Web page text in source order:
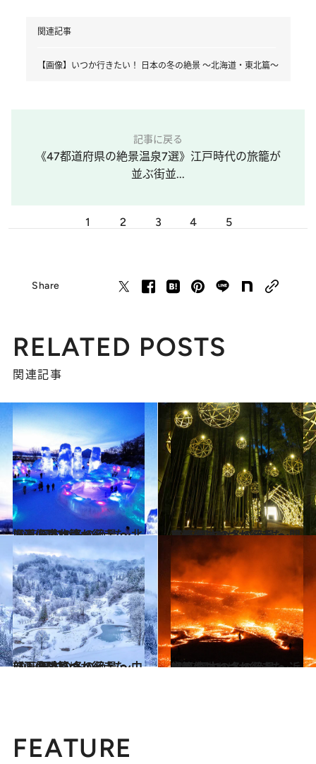
関連記事
【画像】いつか行きたい！ 日本の冬の絶景 ～北海道・東北篇～
記事に戻る
《47都道府県の絶景温泉7選》江戸時代の旅籠が
並ぶ街並...
1 2 3 4 5
Share
RELATED POSTS
関連記事
2025.12.29
【画像】いつか行きたい！ 日本の冬の絶景 ～北海道・東北篇～
旅＆お出かけ 2025.12.30
【画像】いつか行きたい！ 日本の冬の絶景 ～関東篇～
旅＆お出かけ
2025.12.31
【画像】いつか行きたい！ 日本の冬の絶景 ～中部・北陸篇～
旅＆お出かけ 2025.12.31
【画像】いつか行きたい！ 日本の冬の絶景 ～近畿篇～
旅＆お出かけ
FEATURE